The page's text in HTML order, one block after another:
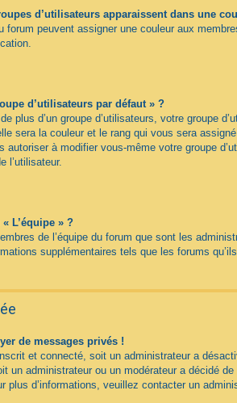
d’utilisateurs apparaissent dans une
forum peuvent assigner une couleur aux
d’utilisateurs par défaut » ?
plus d’un groupe d’utilisateurs, votre groupe
sera la couleur et le rang qui vous sera
autoriser à modifier vous-même votre groupe
l’utilisateur.
L’équipe » ?
de l’équipe du forum que sont les
supplémentaires tels que les forums
de messages privés !
et connecté, soit un administrateur a
un administrateur ou un modérateur a décidé de
plus d’informations, veuillez contacter un